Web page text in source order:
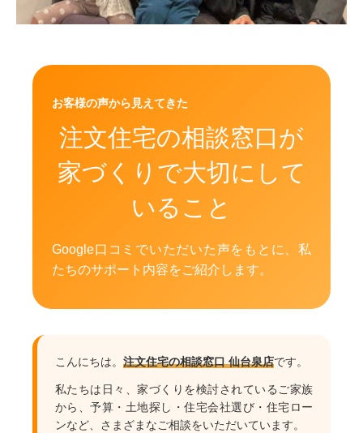
お客様の声から見えてきた
注文住宅の相談窓口が
家づくりで大切にして
いること
Google口コミでいただいた声をもとに、私
たちのサポート内容をご紹介します。
こんにちは。 注文住宅の相談窓口 仙台泉店です。
私たちは日々、家づくりを検討されているご家族
から、予算・土地探し・住宅会社選び・住宅ロー
ンなど、さまざまなご相談をいただいています。